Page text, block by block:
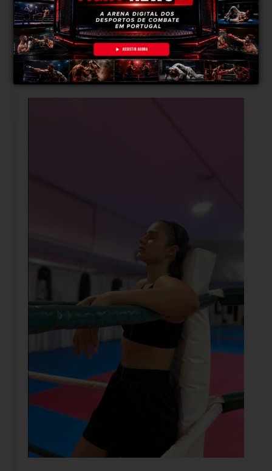
de pressão, a gerir melhor as minhas emoções
e, principalmente, a construir uma
mentalidade mais forte e resiliente, algo que
depois se reflete nos desafios do dia a dia,
onde consigo enfrentar e resolver melhor
determinadas situações.